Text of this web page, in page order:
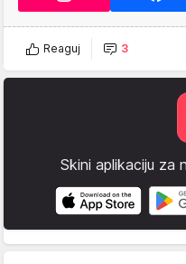
Reaguj 3
Skini aplikaciju za